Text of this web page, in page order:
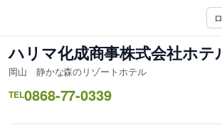
ス
キ
ッ
ハリマ化成商事株式会社ホテ
岡山 静かな森のリゾートホテル
TEL0868-77-0339